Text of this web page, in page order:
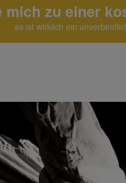
mich zu einer
es ist wirklich ein